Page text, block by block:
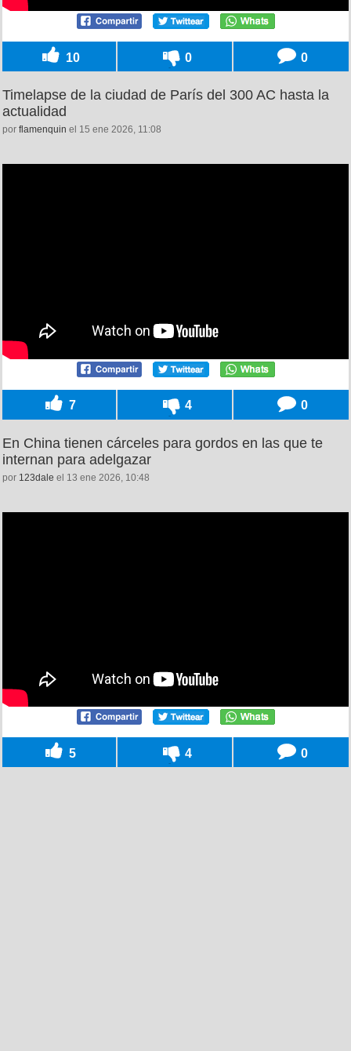
10 0 0
Timelapse de la ciudad de París del 300 AC hasta la
actualidad
por flamenquin el 15 ene 2026, 11:08
7 4 0
En China tienen cárceles para gordos en las que te
internan para adelgazar
por 123dale el 13 ene 2026, 10:48
5 4 0